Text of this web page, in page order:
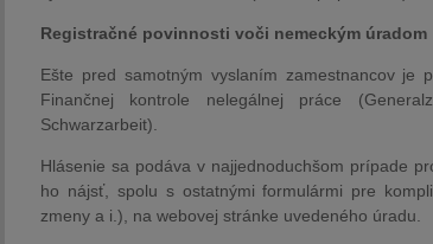
Registračné povinnosti voči nemeckým úradom
Ešte pred samotným vyslaním zamestnancov je
Finančnej kontrole nelegálnej práce
Schwarzarbeit).
Hlásenie sa podáva v najjednoduchšom prípade
ho nájsť, spolu s ostatnými formulármi pre
zmeny a i.), na webovej stránke uvedeného úradu.